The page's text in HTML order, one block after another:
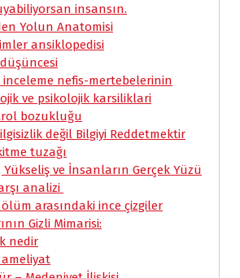
insansın.
Yolun Anatomisi
ansiklopedisi
inceleme nefis-mertebelerinin
ve psikolojik karsiliklari
bozukluğu
değil Bilgiyi Reddetmektir
tuzağı
ve İnsanların Gerçek Yüzü
analizi
ölüm arasındaki ince çizgiler
Gizli Mimarisi:
nedir